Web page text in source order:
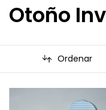
Otoño
Ordenar